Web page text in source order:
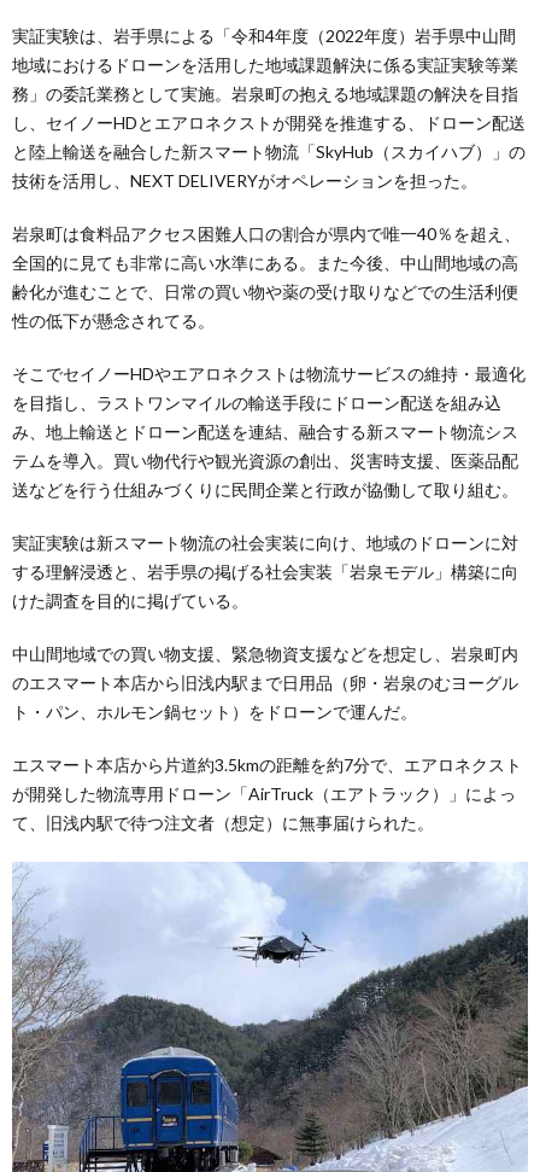
実証実験は、岩手県による「令和4年度（2022年度）岩手県中山間
地域におけるドローンを活用した地域課題解決に係る実証実験等業
務」の委託業務として実施。岩泉町の抱える地域課題の解決を目指
し、セイノーHDとエアロネクストが開発を推進する、ドローン配送
と陸上輸送を融合した新スマート物流「SkyHub（スカイハブ）」の
技術を活用し、NEXT DELIVERYがオペレーションを担った。
岩泉町は食料品アクセス困難人口の割合が県内で唯一40％を超え、
全国的に見ても非常に高い水準にある。また今後、中山間地域の高
齢化が進むことで、日常の買い物や薬の受け取りなどでの生活利便
性の低下が懸念されてる。
そこでセイノーHDやエアロネクストは物流サービスの維持・最適化
を目指し、ラストワンマイルの輸送手段にドローン配送を組み込
み、地上輸送とドローン配送を連結、融合する新スマート物流シス
テムを導入。買い物代行や観光資源の創出、災害時支援、医薬品配
送などを行う仕組みづくりに民間企業と行政が協働して取り組む。
実証実験は新スマート物流の社会実装に向け、地域のドローンに対
する理解浸透と、岩手県の掲げる社会実装「岩泉モデル」構築に向
けた調査を目的に掲げている。
中山間地域での買い物支援、緊急物資支援などを想定し、岩泉町内
のエスマート本店から旧浅内駅まで日用品（卵・岩泉のむヨーグル
ト・パン、ホルモン鍋セット）をドローンで運んだ。
エスマート本店から片道約3.5kmの距離を約7分で、エアロネクスト
が開発した物流専用ドローン「AirTruck（エアトラック）」によっ
て、旧浅内駅で待つ注文者（想定）に無事届けられた。